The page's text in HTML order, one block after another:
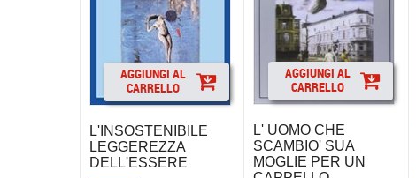
AGGIUNGI AL
CARRELLO
L'INSOSTENIBILE
LEGGEREZZA
DELL'ESSERE
AGGIUNGI AL
CARRELLO
L' UOMO CHE
SCAMBIO' SUA
MOGLIE PER UN